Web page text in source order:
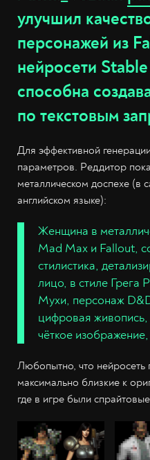
улучшил
персонажей из
нейросети
способна
по текстовым
Для эффективной
параметров. Реддитор
металлическом доспехе (в
английском языке):
Женщина в
Mad Max и Fallout,
стилистика,
лицо, в стиле Грега
Мухи, персонаж
цифровая живопись,
чёткое
Любопытно, что нейросеть
максимально близкие к
где в игре были